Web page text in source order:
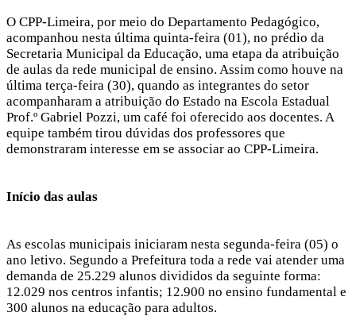
O CPP-Limeira, por meio do Departamento Pedagógico,
acompanhou nesta última quinta-feira (01), no prédio da
Secretaria Municipal da Educação, uma etapa da atribuição
de aulas da rede municipal de ensino. Assim como houve na
última terça-feira (30), quando as integrantes do setor
acompanharam a atribuição do Estado na Escola Estadual
Prof.º Gabriel Pozzi, um café foi oferecido aos docentes. A
equipe também tirou dúvidas dos professores que
demonstraram interesse em se associar ao CPP-Limeira.
Início das aulas
As escolas municipais iniciaram nesta segunda-feira (05) o
ano letivo. Segundo a Prefeitura toda a rede vai atender uma
demanda de 25.229 alunos divididos da seguinte forma:
12.029 nos centros infantis; 12.900 no ensino fundamental e
300 alunos na educação para adultos.